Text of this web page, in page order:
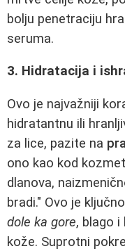
bolju penetraciju
seruma.
3. Hidratacija i
Ovo je najvažniji
hidratantnu ili
za lice, pazite na
ono kao kod
dlanova,
bradi." Ovo je
dole ka gore, blago
kože. Suprotni